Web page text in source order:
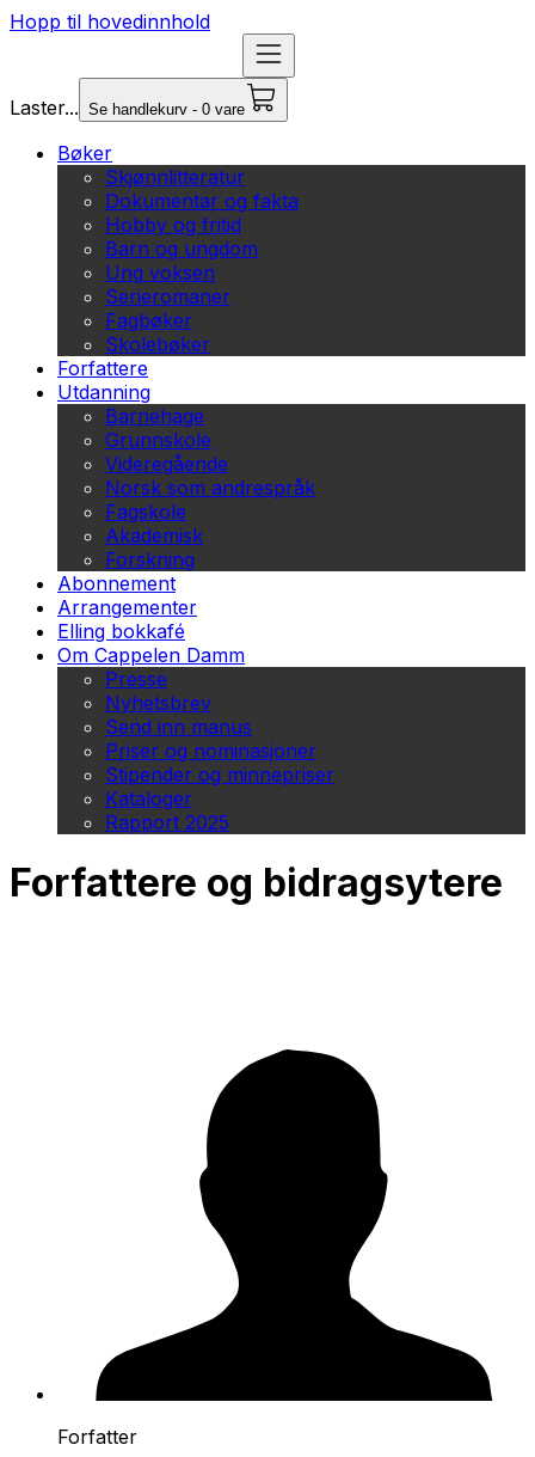
Hopp til hovedinnhold
Laster... Se handlekurv - 0 vare
Bøker
Skjønnlitteratur
Dokumentar og fakta
Hobby og fritid
Barn og ungdom
Ung voksen
Serieromaner
Fagbøker
Skolebøker
Forfattere
Utdanning
Barnehage
Grunnskole
Videregående
Norsk som andrespråk
Fagskole
Akademisk
Forskning
Abonnement
Arrangementer
Elling bokkafé
Om Cappelen Damm
Presse
Nyhetsbrev
Send inn manus
Priser og nominasjoner
Stipender og minnepriser
Kataloger
Rapport 2025
Forfattere og bidragsytere
Forfatter